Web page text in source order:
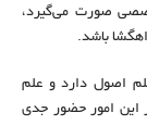
صورت می‌‌گیرد،
باشد.
اصول دارد و علم
این امور حضور جدی